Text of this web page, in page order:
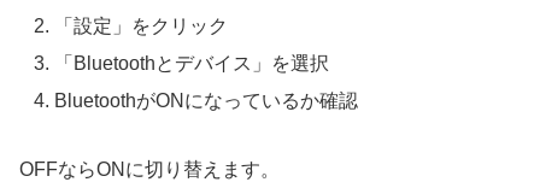
「設定」をクリック
「Bluetoothとデバイス」を選択
BluetoothがONになっているか確認
OFFならONに切り替えます。